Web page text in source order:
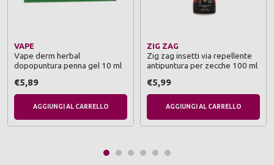
VAPE
Vape derm herbal
dopopuntura penna gel 10 ml
€5,89
AGGIUNGI AL CARRELLO
ZIG ZAG
Zig zag insetti via repellente
antipuntura per zecche 100 ml
€5,99
AGGIUNGI AL CARRELLO